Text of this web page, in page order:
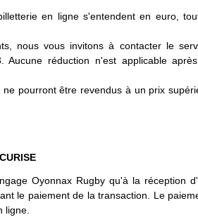
en ligne s'entendent en euro,
nous vous invitons à contacter le
Aucune réduction n'est applicable
pourront être revendus à un prix
Oyonnax Rugby qu'à la réception
le paiement de la transaction. Le
ligne.